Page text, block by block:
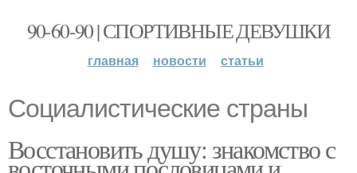
90-60-90 | СПОРТИВНЫЕ ДЕВУШКИ
главная новости статьи
Социалистические страны
Восстановить душу: знакомство с